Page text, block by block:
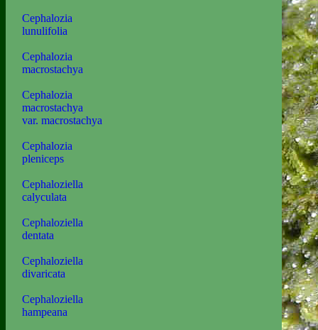
Cephalozia
lunulifolia
Cephalozia
macrostachya
Cephalozia
macrostachya
var. macrostachya
Cephalozia
pleniceps
Cephaloziella
calyculata
Cephaloziella
dentata
Cephaloziella
divaricata
Cephaloziella
hampeana